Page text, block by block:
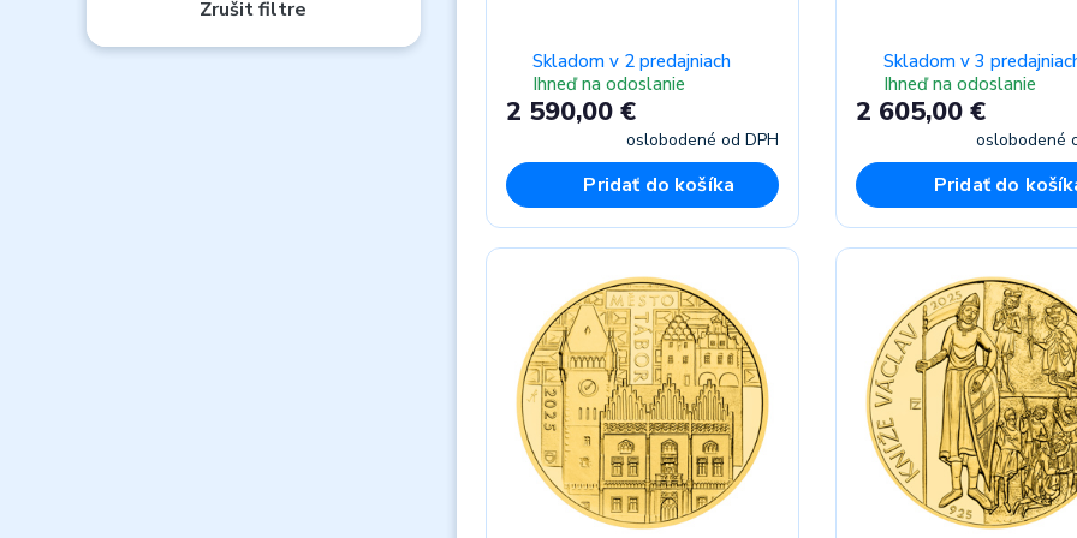
Zrušit filtre
Skladom v 2 predajniach
Ihneď na odoslanie
2 590,00 €
oslobodené od DPH
Pridať do košíka
Skladom v 3
Ihneď na odoslanie
2 605,00 €
oslobodené
Pridať do